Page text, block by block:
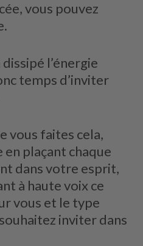
vous pouvez
l’énergie
temps d’inviter
vous faites cela,
plaçant chaque
dans votre esprit,
à haute voix ce
vous et le type
inviter dans